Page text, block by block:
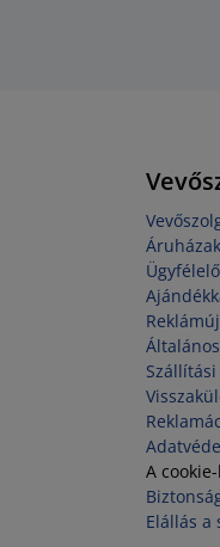
A
Elállás a